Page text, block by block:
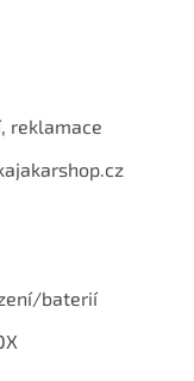
reklamace
baterií